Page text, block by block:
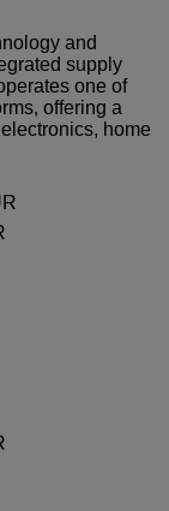
and
supply
one of
offering a
home